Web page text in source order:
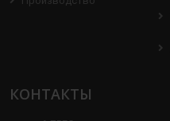
КОНТАКТЫ